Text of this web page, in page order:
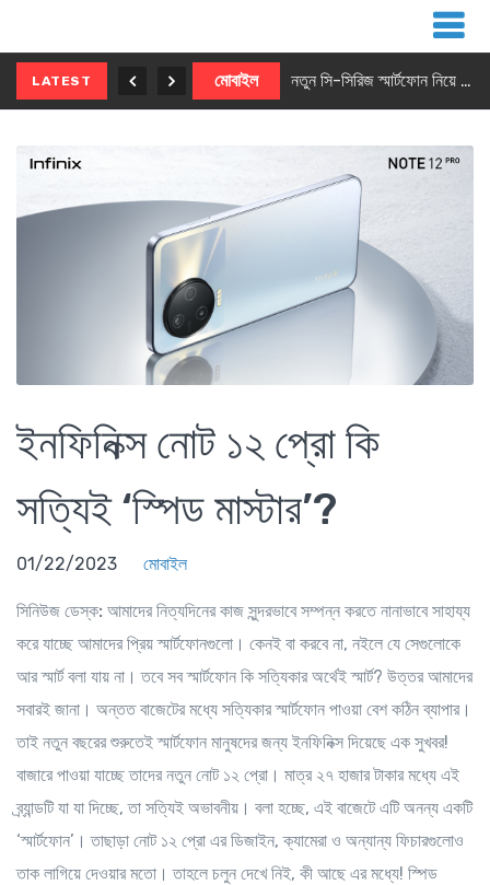
LATEST মোবাইল নতুন সি-সিরিজ স্মার্টফোন নিয়ে আসছে রিয়েলমি
ইনফিনিক্স নোট ১২ প্রো কি
সত্যিই ‘স্পিড মাস্টার’?
01/22/2023 মোবাইল
সিনিউজ ডেস্ক: আমাদের নিত্যদিনের কাজ সুন্দরভাবে সম্পন্ন করতে নানাভাবে সাহায্য
করে যাচ্ছে আমাদের প্রিয় স্মার্টফোনগুলো। কেনই বা করবে না, নইলে যে সেগুলোকে
আর স্মার্ট বলা যায় না। তবে সব স্মার্টফোন কি সত্যিকার অর্থেই স্মার্ট? উত্তর আমাদের
সবারই জানা। অন্তত বাজেটের মধ্যে সত্যিকার স্মার্টফোন পাওয়া বেশ কঠিন ব্যাপার।
তাই নতুন বছরের শুরুতেই স্মার্টফোন মানুষদের জন্য ইনফিনিক্স দিয়েছে এক সুখবর!
বাজারে পাওয়া যাচ্ছে তাদের নতুন নোট ১২ প্রো। মাত্র ২৭ হাজার টাকার মধ্যে এই
ব্র্যান্ডটি যা যা দিচ্ছে, তা সত্যিই অভাবনীয়। বলা হচ্ছে, এই বাজেটে এটি অনন্য একটি
‘স্মার্টফোন’। তাছাড়া নোট ১২ প্রো এর ডিজাইন, ক্যামেরা ও অন্যান্য ফিচারগুলোও
তাক লাগিয়ে দেওয়ার মতো। তাহলে চলুন দেখে নিই, কী আছে এর মধ্যে! স্পিড